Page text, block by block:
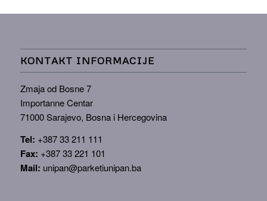
KONTAKT INFORMACIJE
Zmaja od Bosne 7
Importanne Centar
71000 Sarajevo, Bosna i Hercegovina
Tel: +387 33 211 111
Fax: +387 33 221 101
Mail: unipan@parketiunipan.ba